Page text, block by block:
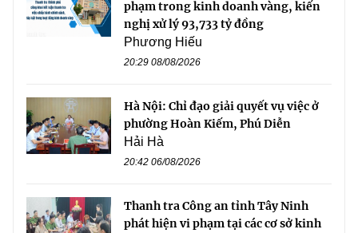
phạm trong kinh doanh vàng, kiến
nghị xử lý 93,733 tỷ đồng
Phương Hiếu
20:29 08/08/2026
Hà Nội: Chỉ đạo giải quyết vụ việc ở
phường Hoàn Kiếm, Phú Diễn
Hải Hà
20:42 06/08/2026
Thanh tra Công an tỉnh Tây Ninh
phát hiện vi phạm tại các cơ sở kinh